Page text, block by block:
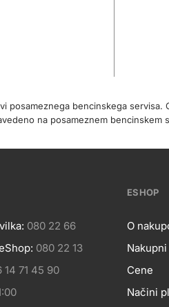
bencinskega servisa.
na posameznem bencinskem
080 22 66
080 22 13
14 71 45 90
ESHOP
O
Cene
Načini